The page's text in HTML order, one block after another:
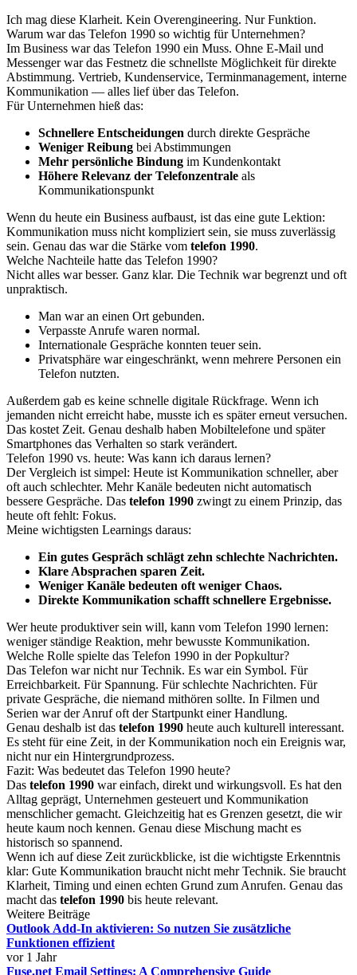
Ich mag diese Klarheit. Kein Overengineering. Nur Funktion.
Warum war das Telefon 1990 so wichtig für Unternehmen?
Im Business war das Telefon 1990 ein Muss. Ohne E-Mail und
Messenger war das Festnetz die schnellste Möglichkeit für direkte
Abstimmung. Vertrieb, Kundenservice, Terminmanagement, interne
Kommunikation — alles lief über das Telefon.
Für Unternehmen hieß das:
Schnellere Entscheidungen durch direkte Gespräche
Weniger Reibung bei Abstimmungen
Mehr persönliche Bindung im Kundenkontakt
Höhere Relevanz der Telefonzentrale als
Kommunikationspunkt
Wenn du heute ein Business aufbaust, ist das eine gute Lektion:
Kommunikation muss nicht kompliziert sein, sie muss zuverlässig
sein. Genau das war die Stärke vom telefon 1990.
Welche Nachteile hatte das Telefon 1990?
Nicht alles war besser. Ganz klar. Die Technik war begrenzt und oft
unpraktisch.
Man war an einen Ort gebunden.
Verpasste Anrufe waren normal.
Internationale Gespräche konnten teuer sein.
Privatsphäre war eingeschränkt, wenn mehrere Personen ein
Telefon nutzten.
Außerdem gab es keine schnelle digitale Rückfrage. Wenn ich
jemanden nicht erreicht habe, musste ich es später erneut versuchen.
Das kostet Zeit. Genau deshalb haben Mobiltelefone und später
Smartphones das Verhalten so stark verändert.
Telefon 1990 vs. heute: Was kann ich daraus lernen?
Der Vergleich ist simpel: Heute ist Kommunikation schneller, aber
oft auch schlechter. Mehr Kanäle bedeuten nicht automatisch
bessere Gespräche. Das telefon 1990 zwingt zu einem Prinzip, das
heute oft fehlt: Fokus.
Meine wichtigsten Learnings daraus:
Ein gutes Gespräch schlägt zehn schlechte Nachrichten.
Klare Absprachen sparen Zeit.
Weniger Kanäle bedeuten oft weniger Chaos.
Direkte Kommunikation schafft schnellere Ergebnisse.
Wer heute produktiver sein will, kann vom Telefon 1990 lernen:
weniger ständige Reaktion, mehr bewusste Kommunikation.
Welche Rolle spielte das Telefon 1990 in der Popkultur?
Das Telefon war nicht nur Technik. Es war ein Symbol. Für
Erreichbarkeit. Für Spannung. Für schlechte Nachrichten. Für
private Gespräche, die niemand mithören sollte. In Filmen und
Serien war der Anruf oft der Startpunkt einer Handlung.
Genau deshalb ist das telefon 1990 heute auch kulturell interessant.
Es steht für eine Zeit, in der Kommunikation noch ein Ereignis war,
nicht nur ein Hintergrundprozess.
Fazit: Was bedeutet das Telefon 1990 heute?
Das telefon 1990 war einfach, direkt und wirkungsvoll. Es hat den
Alltag geprägt, Unternehmen gesteuert und Kommunikation
menschlicher gemacht. Gleichzeitig hat es Grenzen gesetzt, die wir
heute kaum noch kennen. Genau diese Mischung macht es
historisch so spannend.
Wenn ich auf diese Zeit zurückblicke, ist die wichtigste Erkenntnis
klar: Gute Kommunikation braucht nicht mehr Technik. Sie braucht
Klarheit, Timing und einen echten Grund zum Anrufen. Genau das
macht das telefon 1990 bis heute relevant.
Weitere Beiträge
Outlook Add-In aktivieren: So nutzen Sie zusätzliche
Funktionen effizient
vor 1 Jahr
Fuse.net Email Settings: A Comprehensive Guide